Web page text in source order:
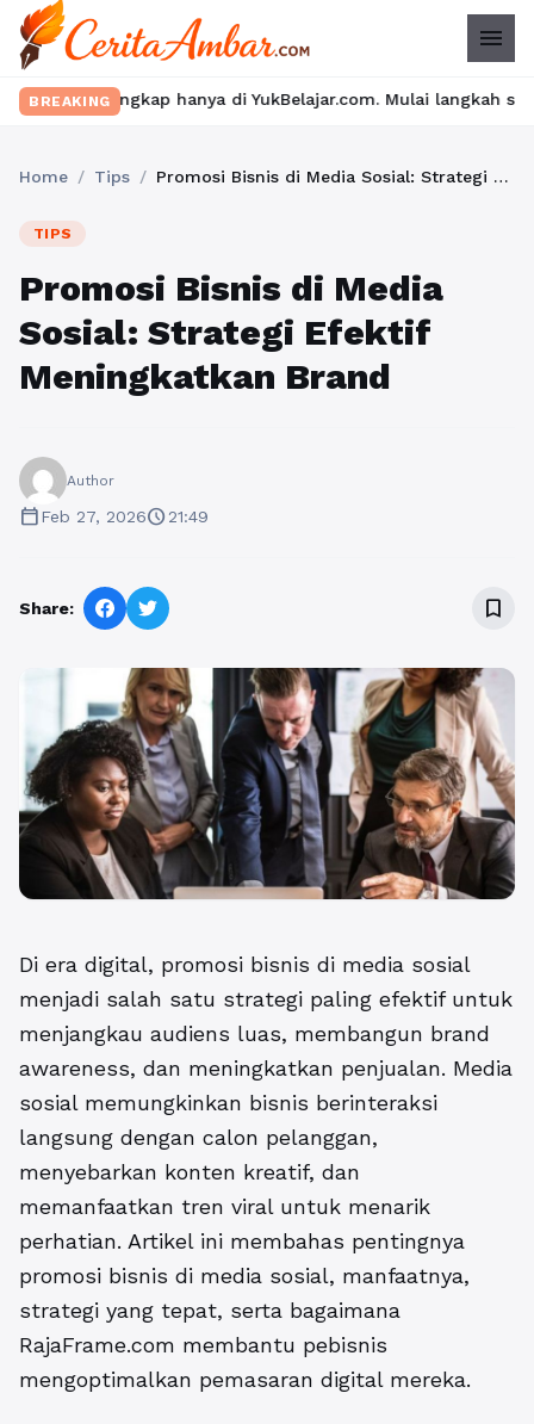
menu
BREAKING
hanya di YukBelajar.com. Mulai langkah suksesmu hari
Home / Tips / Promosi Bisnis di Media Sosial: Strategi Efektif Meningkatkan Brand
TIPS
Promosi Bisnis di Media
Sosial: Strategi Efektif
Meningkatkan Brand
Author
calendar_todayFeb 27, 2026schedule21:49
Share: bookmark_border
Di era digital, promosi bisnis di media sosial
menjadi salah satu strategi paling efektif untuk
menjangkau audiens luas, membangun brand
awareness, dan meningkatkan penjualan. Media
sosial memungkinkan bisnis berinteraksi
langsung dengan calon pelanggan,
menyebarkan konten kreatif, dan
memanfaatkan tren viral untuk menarik
perhatian. Artikel ini membahas pentingnya
promosi bisnis di media sosial, manfaatnya,
strategi yang tepat, serta bagaimana
RajaFrame.com membantu pebisnis
mengoptimalkan pemasaran digital mereka.